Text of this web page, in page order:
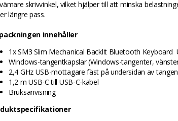
skrivvinkel, vilket hjälper till att minska
längre pass.
innehåller
1x SM3 Slim Mechanical Backlit Bluetooth Keyboard
Windows-tangentkapslar (Windows-tangenter,
2,4 GHz USB-mottagare fäst på undersidan av
1,2 m USB-C till USB-C-kabel
Bruksanvisning